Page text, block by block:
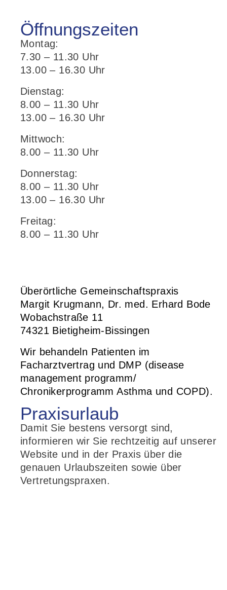
Öffnungs­zeiten
Montag:
7.30 – 11.30 Uhr
13.00 – 16.30 Uhr
Dienstag:
8.00 – 11.30 Uhr
13.00 – 16.30 Uhr
Mittwoch:
8.00 – 11.30 Uhr
Donnerstag:
8.00 – 11.30 Uhr
13.00 – 16.30 Uhr
Freitag:
8.00 – 11.30 Uhr
Überörtliche Gemeinschaftspraxis
Margit Krugmann, Dr. med. Erhard Bode
Wobachstraße 11
74321 Bietigheim-Bissingen
Wir behandeln Patienten im
Facharztvertrag und DMP (disease
management programm/
Chronikerprogramm Asthma und COPD).
Praxis­urlaub
Damit Sie bestens versorgt sind,
informieren wir Sie rechtzeitig auf unserer
Website und in der Praxis über die
genauen Urlaubszeiten sowie über
Vertretungspraxen.